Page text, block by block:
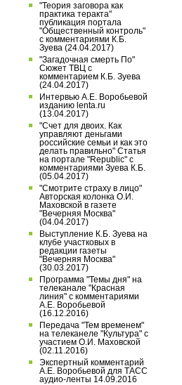
"Теория заговора как
практика теракта"
публикация портала
"Общественный контроль"
с комментариями К.Б.
Зуева (24.04.2017)
"Загадочная смерть По"
Сюжет ТВЦ с
комментарием К.Б. Зуева
(24.04.2017)
Интервью А.Е. Воробьевой
изданию lenta.ru
(13.04.2017)
"Счет для двоих. Как
управляют деньгами
российские семьи и как это
делать правильно" Статья
на портале "Republic" с
комментариями Зуева К.Б.
(05.04.2017)
"Смотрите страху в лицо"
Авторская колонка О.И.
Маховской в газете
"Вечерняя Москва"
(04.04.2017)
Выступление К.Б. Зуева на
клубе участковых в
редакции газеты
"Вечерняя Москва"
(30.03.2017)
Программа "Темы дня" на
телеканале "Красная
линия" с комментариями
А.Е. Воробьевой
(16.12.2016)
Передача "Тем временем"
на телеканеле "Культура" с
участием О.И. Маховской
(02.11.2016)
Экспертный комментарий
А.Е. Воробьевой для ТАСС
аудио-ленты 14.09.2016